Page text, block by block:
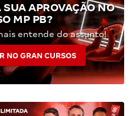
APROVAÇÃO NO
MP PB?
entende do assunto!
NO GRAN CURSOS